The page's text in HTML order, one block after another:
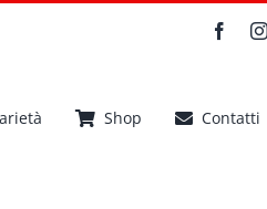
Shop Contatti